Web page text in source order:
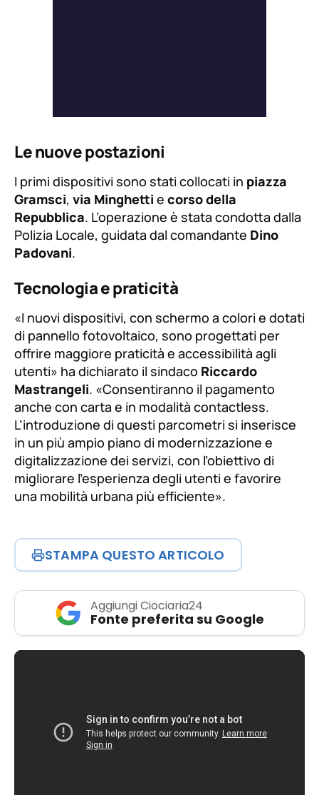
Le nuove postazioni
I primi dispositivi sono stati collocati in piazza
Gramsci, via Minghetti e corso della
Repubblica. L’operazione è stata condotta dalla
Polizia Locale, guidata dal comandante Dino
Padovani.
Tecnologia e praticità
«I nuovi dispositivi, con schermo a colori e dotati
di pannello fotovoltaico, sono progettati per
offrire maggiore praticità e accessibilità agli
utenti» ha dichiarato il sindaco Riccardo
Mastrangeli. «Consentiranno il pagamento
anche con carta e in modalità contactless.
L’introduzione di questi parcometri si inserisce
in un più ampio piano di modernizzazione e
digitalizzazione dei servizi, con l’obiettivo di
migliorare l’esperienza degli utenti e favorire
una mobilità urbana più efficiente».
STAMPA QUESTO ARTICOLO
Aggiungi Ciociaria24
Fonte preferita su Google